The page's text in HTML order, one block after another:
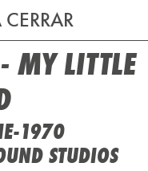
MY LITTLE
1970
STUDIOS